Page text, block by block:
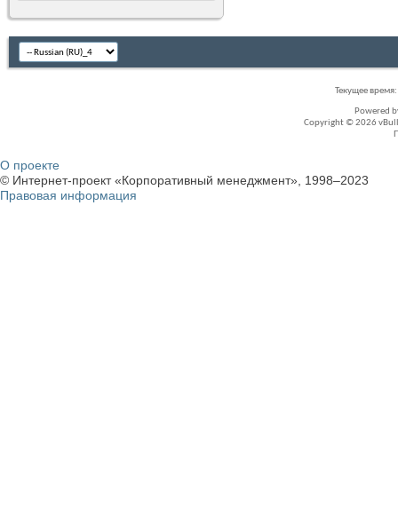
Текущее время:
Powered
Copyright © 2026
О проекте
© Интернет-проект «Корпоративный менеджмент», 1998–2023
Правовая информация